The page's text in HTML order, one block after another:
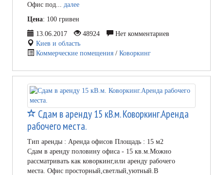
Офис под... далее
Цена: 100 гривен
13.06.2017
48924
Нет комментариев
Киев и область
Коммерческие помещения / Коворкинг
Сдам в аренду 15 кВ.м. Коворкинг.Аренда
рабочего места.
Тип аренды : Аренда офисов Площадь : 15 м2
Сдам в аренду половину офиса - 15 кв.м.Можно
рассматривать как коворкинг,или аренду рабочего
места. Офис просторный,светлый,уютный.В